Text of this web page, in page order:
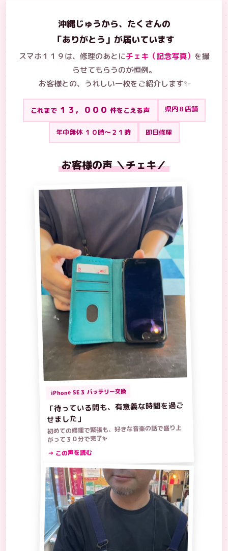
沖縄じゅうから、たくさんの
「ありがとう」が届いています
スマホ１１９は、修理のあとにチェキ（記念写真） を撮
らせてもらうのが恒例。
お客様との、うれしい一枚をご紹介します✨
これまで １３，０００ 件をこえる声 県内８店舗
年中無休 １０時〜２１時 即日修理
お客様の声 ＼チェキ／
iPhone SE３ バッテリー交換
「待っている間も、有意義な時間を過ご
せました」
初めての修理で緊張も、好きな音楽の話で盛り上
がって３０分で完了✨
→ この声を読む